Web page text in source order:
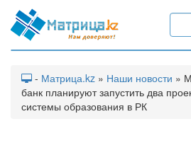
- Матрица.kz » Наши новости »
банк планируют запустить два
системы образования в РК